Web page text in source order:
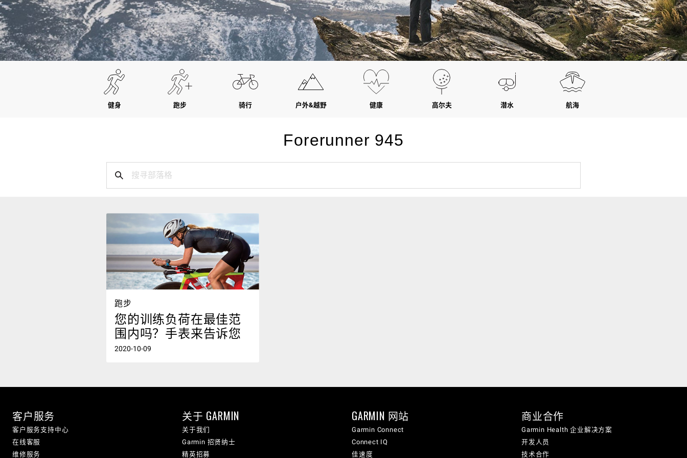
健身 跑步 骑行 户外&越野 健康 高尔夫 潜水 航海
Forerunner 945
跑步
您的训练负荷在最佳范
围内吗？手表来告诉您
2020-10-09
客户服务
客户服务支持中心
在线客服
维修服务
关于 GARMIN
关于我们
Garmin 招贤纳士
精英招募
GARMIN 网站
Garmin Connect
Connect IQ
佳速度
商业合作
Garmin Health 企业解决方案
开发人员
技术合作